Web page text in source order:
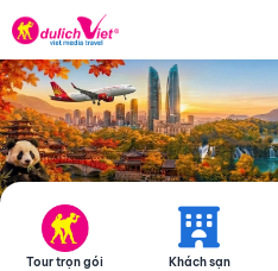
Tour trọn gói Khách sạn